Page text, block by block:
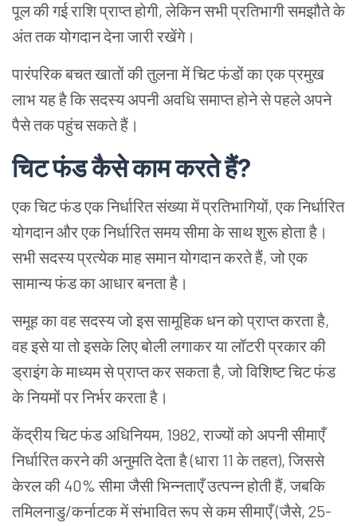
पूल की गई राशि प्राप्त होगी, लेकिन सभी प्रतिभागी समझौते के
अंत तक योगदान देना जारी रखेंगे।
पारंपरिक बचत खातों की तुलना में चिट फंडों का एक प्रमुख
लाभ यह है कि सदस्य अपनी अवधि समाप्त होने से पहले अपने
पैसे तक पहुंच सकते हैं।
चिट फंड कैसे काम करते हैं?
एक चिट फंड एक निर्धारित संख्या में प्रतिभागियों, एक निर्धारित
योगदान और एक निर्धारित समय सीमा के साथ शुरू होता है।
सभी सदस्य प्रत्येक माह समान योगदान करते हैं, जो एक
सामान्य फंड का आधार बनता है।
समूह का वह सदस्य जो इस सामूहिक धन को प्राप्त करता है,
वह इसे या तो इसके लिए बोली लगाकर या लॉटरी प्रकार की
ड्राइंग के माध्यम से प्राप्त कर सकता है, जो विशिष्ट चिट फंड
के नियमों पर निर्भर करता है।
केंद्रीय चिट फंड अधिनियम, 1982, राज्यों को अपनी सीमाएँ
निर्धारित करने की अनुमति देता है (धारा 11 के तहत), जिससे
केरल की 40% सीमा जैसी भिन्नताएँ उत्पन्न होती हैं, जबकि
तमिलनाडु/कर्नाटक में संभावित रूप से कम सीमाएँ (जैसे, 25-